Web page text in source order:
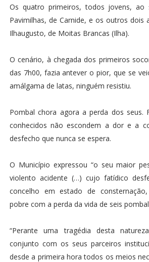
Os quatro primeiros, todos jovens, ao
Pavimilhas, de Carnide, e os outros dois
Ilhaugusto, de Moitas Brancas (Ilha).
O cenário, à chegada dos primeiros
das 7h00, fazia antever o pior, que se
amálgama de latas, ninguém resistiu.
Pombal chora agora a perda dos seus.
conhecidos não escondem a dor e a
desfecho que nunca se espera.
O Município expressou “o seu maior
violento acidente (…) cujo fatídico
concelho em estado de
pobre com a perda da vida de seis
“Perante uma tragédia desta
conjunto com os seus parceiros
desde a primeira hora todos os meios